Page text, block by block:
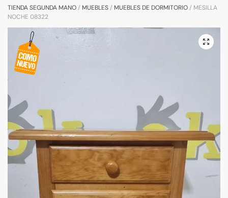
TIENDA SEGUNDA MANO/ MUEBLES/ MUEBLES DE DORMITORIO/ MESILLA
NOCHE 08322